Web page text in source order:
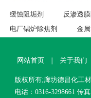
缓蚀阻垢剂 反渗透
电厂锅炉除焦剂
金
网站首页 关于我们
版权所有;廊坊德昌化工
电话：0316-3298661 传